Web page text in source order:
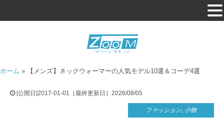
ホーム » 【メンズ】ネックウォーマーの人気モデル10選＆コーデ4選
[公開日]2017-01-01［最終更新日］2026/08/05
ファッション, 小物